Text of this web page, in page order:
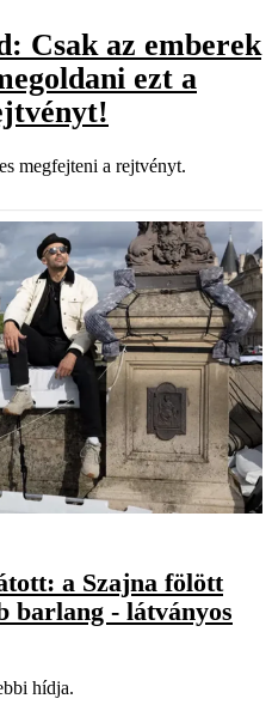
Csak az emberek
ezt a
megfejteni a rejtvényt.
a Szajna fölött
barlang - látványos
hídja.